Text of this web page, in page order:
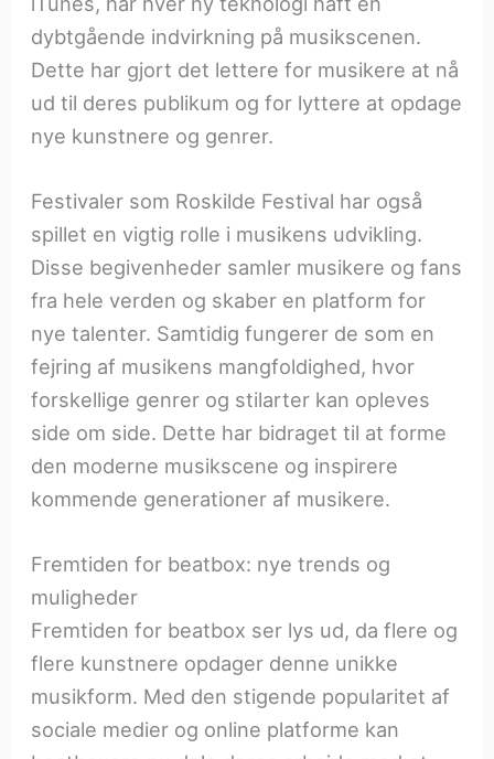
dybtgående indvirkning på musikscenen.
Dette har gjort det lettere for musikere at nå
ud til deres publikum og for lyttere at opdage
nye kunstnere og genrer.
Festivaler som Roskilde Festival har også
spillet en vigtig rolle i musikens udvikling.
Disse begivenheder samler musikere og fans
fra hele verden og skaber en platform for
nye talenter. Samtidig fungerer de som en
fejring af musikens mangfoldighed, hvor
forskellige genrer og stilarter kan opleves
side om side. Dette har bidraget til at forme
den moderne musikscene og inspirere
kommende generationer af musikere.
Fremtiden for beatbox: nye trends og
muligheder
Fremtiden for beatbox ser lys ud, da flere og
flere kunstnere opdager denne unikke
musikform. Med den stigende popularitet af
sociale medier og online platforme kan